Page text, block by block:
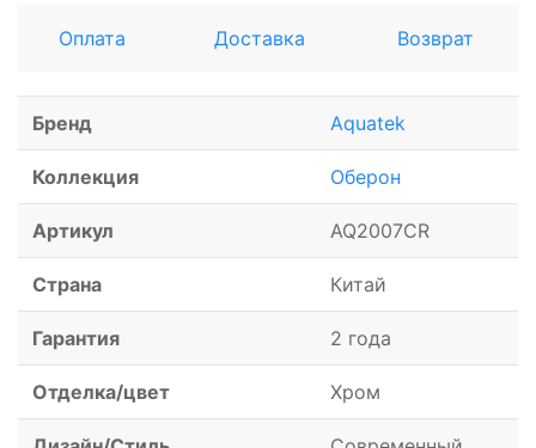
Оплата Доставка Возврат
Бренд Aquatek
Коллекция Оберон
Артикул AQ2007CR
Страна Китай
Гарантия 2 года
Отделка/цвет Хром